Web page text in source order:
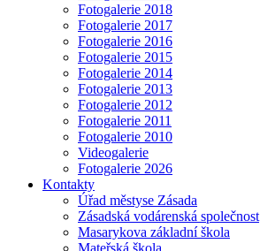
Fotogalerie 2018
Fotogalerie 2017
Fotogalerie 2016
Fotogalerie 2015
Fotogalerie 2014
Fotogalerie 2013
Fotogalerie 2012
Fotogalerie 2011
Fotogalerie 2010
Videogalerie
Fotogalerie 2026
Kontakty
Úřad městyse Zásada
Zásadská vodárenská společnost
Masarykova základní škola
Mateřská škola